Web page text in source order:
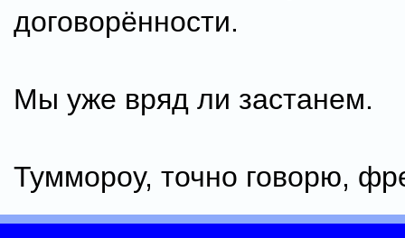
договорённости.
Мы уже вряд ли застанем.
Туммороу, точно говорю,